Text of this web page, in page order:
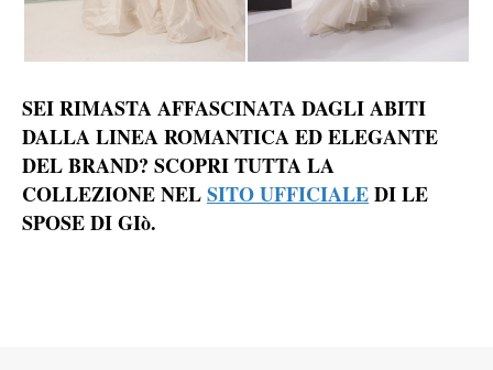
SEI RIMASTA AFFASCINATA DAGLI ABITI
DALLA LINEA ROMANTICA ED ELEGANTE
DEL BRAND? SCOPRI TUTTA LA
COLLEZIONE NELSITO UFFICIALEDI LE
SPOSE DI GIò.